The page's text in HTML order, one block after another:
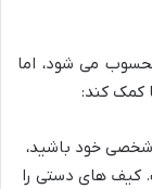
می شود، اما
کمک کند:
شخصی خود باشید،
کیف های دستی را